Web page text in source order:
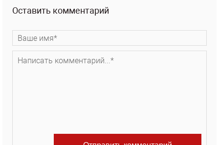
Оставить комментарий